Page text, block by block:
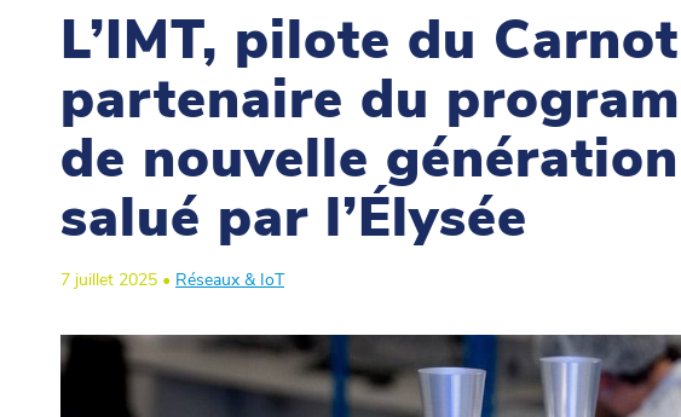
L’IMT, pilote du
partenaire du
de nouvelle
salué par l’Élysée
7 juillet 2025 • Réseaux & IoT